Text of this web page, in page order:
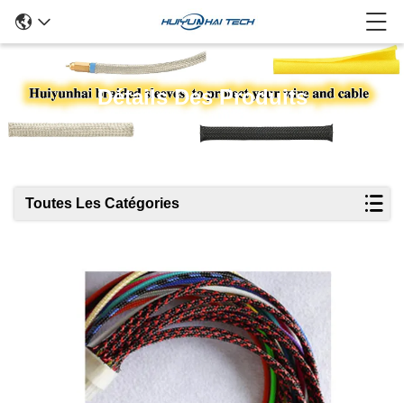
Détails Des Produits
Toutes Les Catégories